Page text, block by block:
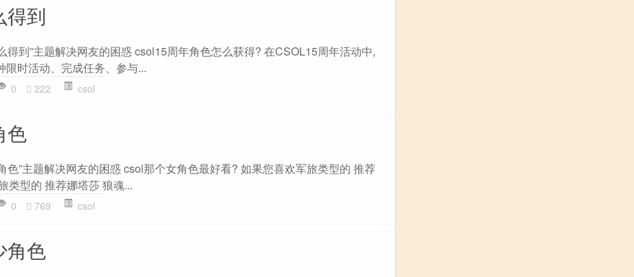
得到
得到”主题解决网友的困惑 csol15周年角色怎么获得? 在CSOL15周年活动中,
限时活动、完成任务、参与...
0 222 csol
色
色”主题解决网友的困惑 csol那个女角色最好看? 如果您喜欢军旅类型的 推荐
类型的 推荐娜塔莎 狼魂...
0 769 csol
角色